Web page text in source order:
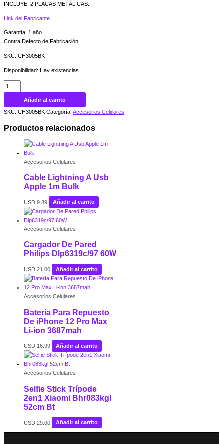
INCLUYE: 2 PLACAS METÁLICAS.
Link del Fabricante.
Garantía: 1 año.
Contra Defecto de Fabricación.
SKU: CH3005BK
Disponibilidad: Hay existencias
Añadir al carrito
SKU: CH3005BK Categoría: Accesorios Celulares
Productos relacionados
Accesorios Celulares
Cable Lightning A Usb
Apple 1m Bulk
USD 9.89 Añadir al carrito
Accesorios Celulares
Cargador De Pared
Philips Dlp6319c/97 60W
USD 21.00 Añadir al carrito
Accesorios Celulares
Batería Para Repuesto
De iPhone 12 Pro Max
Li-ion 3687mah
USD 16.99 Añadir al carrito
Accesorios Celulares
Selfie Stick Trípode
2en1 Xiaomi Bhr083kgl
52cm Bt
USD 29.00 Añadir al carrito